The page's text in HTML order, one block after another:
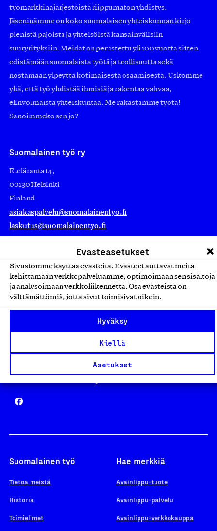
Evästeasetukset
Sivustomme käyttää evästeitä. Evästeet auttavat meitä
kehittämään verkkopalveluamme, optimoimaan sen sisältöjä
ja analysoimaan verkkoliikennettä. Osa evästeistä on
välttämättömiä, jotta sivut toimisivat oikein.
Hyväksy
Kiellä
Asetukset
työmarkkinajärjestöistä riippumaton yhdistys.
Jäseninämme on koko suomalaisen yhteiskunnan kirjo
pienistä pajoista ja yhteisöistä kansainvälisiin
suuryrityksiin. Meidät on perustettu yli 100 vuotta sitten
edistämään suomalaista työtä ja teollisuutta sekä
nostamaan ylpeyttä kotimaisesta osaamisesta. Uskomme
yhä, että työ yhdistää ihmisiä ja rakentaa vahvaa,
elinvoimaista yhteiskuntaa. Me rakastamme työtä!
Sanoimmeko sen jo?
Suomalainen työ ry
Eteläranta 14,
00130 Helsinki
Finland
asiakaspalvelu@suomalainentyo.fi
laskutus@suomalainentyo.fi
Avainlippu
Suomalainen työ
Tietoa meistä
Historia
Toimielimet
Hae merkkiä
Avainlippu-tuote
Avainlippu-palvelu
Avainlippu-verkkokauppa